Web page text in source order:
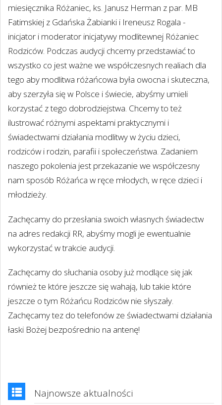
miesięcznika Różaniec, ks. Janusz Herman z par. MB
Fatimskiej z Gdańska Żabianki i Ireneusz Rogala -
inicjator i moderator inicjatywy modlitewnej Różaniec
Rodziców. Podczas audycji chcemy przedstawiać to
wszystko co jest ważne we współczesnych realiach dla
tego aby modlitwa różańcowa była owocna i skuteczna,
aby szerzyła się w Polsce i świecie, abyśmy umieli
korzystać z tego dobrodziejstwa. Chcemy to też
ilustrować różnymi aspektami praktycznymi i
świadectwami działania modlitwy w życiu dzieci,
rodziców i rodzin, parafii i społeczeństwa. Zadaniem
naszego pokolenia jest przekazanie we współczesny
nam sposób Różańca w ręce młodych, w ręce dzieci i
młodzieży.
Zachęcamy do przesłania swoich własnych świadectw
na adres redakcji RR, abyśmy mogli je ewentualnie
wykorzystać w trakcie audycji.
Zachęcamy do słuchania osoby już modlące się jak
również te które jeszcze się wahają, lub takie które
jeszcze o tym Różańcu Rodziców nie słyszały.
Zachęcamy tez do telefonów ze świadectwami działania
łaski Bożej bezpośrednio na antenę!
Najnowsze aktualności